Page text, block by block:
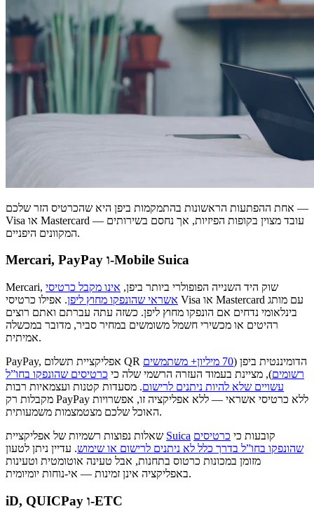
אחת ההפתעות הראשונות בהתמקמות ביפן היא שהכרטיס הזר שלכם —
Visa או Mastercard — עובד מצוין בקופות הפיזיות, אך נחסם בשירותים
המקוונים היפניים.
Mercari, PayPay ו-Mobile Suica
Mercari, שוק היד השנייה הפופולרי ביותר ביפן, אינו מקבל כרטיסי
אשראי שהונפקו מחוץ ליפן. אפילו כרטיסי Visa או Mastercard עם מותג
בינלאומי נדחים אם הונפקו מחוץ ליפן. כשזה עתה עברתם ואתם רוצים
רהיטים או מכשירי חשמל משומשים במחיר סביר, מדובר במכשלה
אמיתית.
PayPay, אפליקציית תשלום QR הדומיננטית ביפן (
70 מיליון+ משתמשים
רשומים), מציינת בעמוד העזרה הרשמי שלה כי כרטיסים שהונפקו בחו”ל
עשויים שלא להיות ניתנים לרישום. מסעדות קטנות ועצמאיות רבות
מקבלות רק PayPay ללא כרטיסי אשראי — ללא אפליקציה זו, אפשרויות
האוכל שלכם מצטמצמות משמעותית.
Suica קובעות כי כרטיסים
שהונפקו בחו”ל בדרך כלל לא ניתנים לרישום או שימוש. עדיין ניתן לטעון
מזומן במכונות כרטוס בתחנות, אבל טעינה אוטומטית וטעינות
באפליקציה אינן זמינות — אי-נוחות יומיומית.
iD, QUICPay ו-ETC